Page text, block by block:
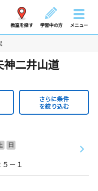
教室を探す 学習中の方 メニュー
二井山道
さらに条件
を絞り込む
日
－１